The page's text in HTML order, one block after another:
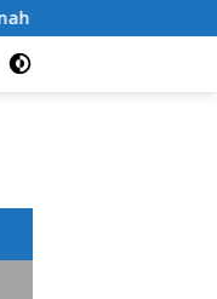
Nama Daerah di